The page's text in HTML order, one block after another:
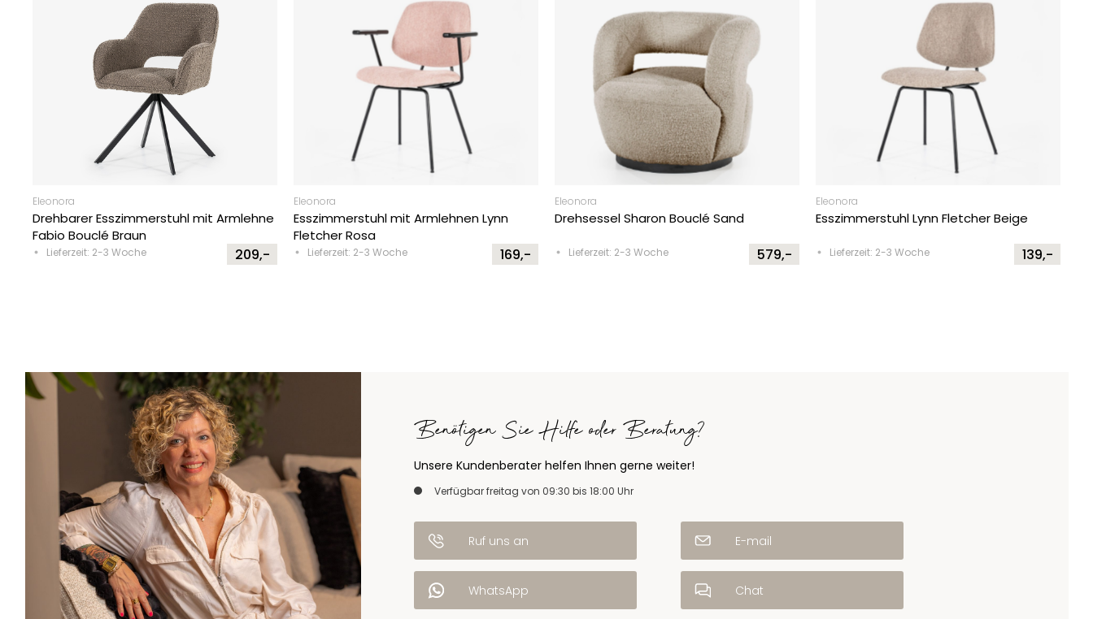
Eleonora
Drehbarer Esszimmerstuhl mit Armlehne
Fabio Bouclé Braun
Lieferzeit: 2-3 Woche 209,-
Eleonora
Esszimmerstuhl mit Armlehnen Lynn
Fletcher Rosa
Lieferzeit: 2-3 Woche 169,-
Eleonora
Drehsessel Sharon Bouclé Sand
Lieferzeit: 2-3 Woche 579,-
Eleonora
Esszimmerstuhl Lynn Fletcher Beige
Lieferzeit: 2-3 Woche 139,-
Benötigen Sie Hilfe oder Beratung?
Unsere Kundenberater helfen Ihnen gerne weiter!
Verfügbar freitag von 09:30 bis 18:00 Uhr
Ruf uns an E-mail
WhatsApp Chat